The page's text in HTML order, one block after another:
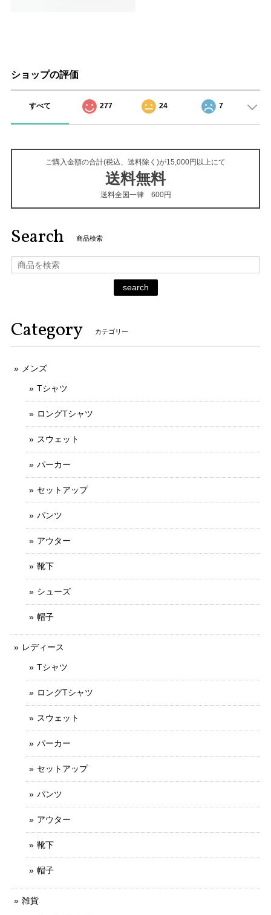
ショップの評価
すべて 277 24 7
ご購入金額の合計(税込、送料除く)が15,000円以上にて
送料無料
送料全国一律 600円
Search 商品検索
search
Category カテゴリー
メンズ
Tシャツ
ロングTシャツ
スウェット
パーカー
セットアップ
パンツ
アウター
靴下
シューズ
帽子
レディース
Tシャツ
ロングTシャツ
スウェット
パーカー
セットアップ
パンツ
アウター
靴下
帽子
雑貨